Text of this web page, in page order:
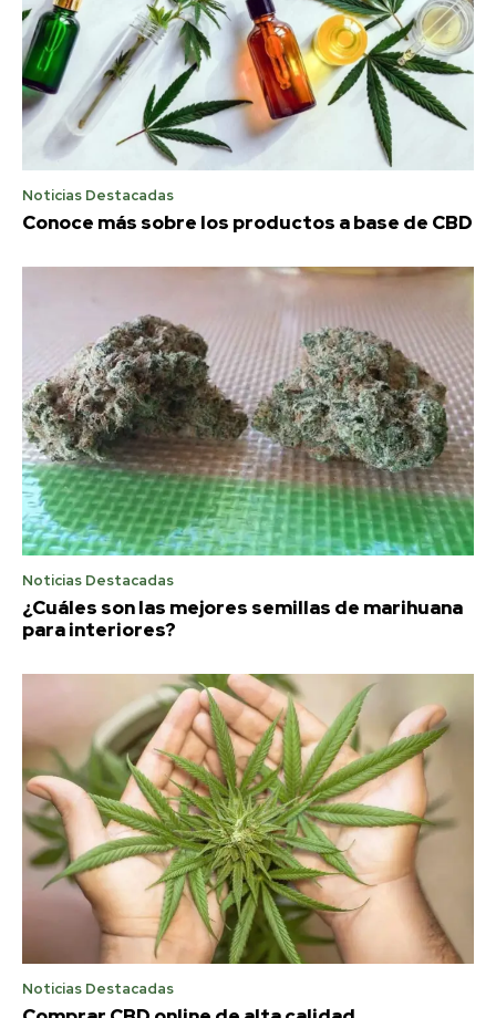
Noticias Destacadas
Conoce más sobre los productos a base de CBD
Noticias Destacadas
¿Cuáles son las mejores semillas de marihuana
para interiores?
Noticias Destacadas